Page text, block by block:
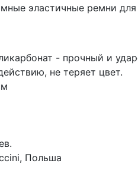
эластичные ремни
- прочный и
не теряет цвет.
Польша